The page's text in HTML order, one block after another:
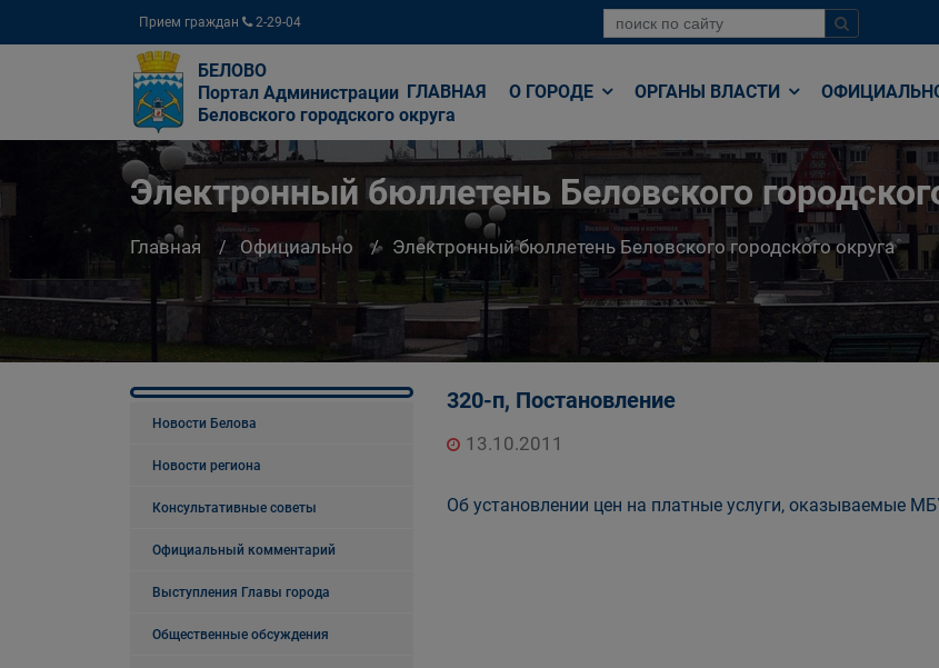
Прием граждан 2-29-04
БЕЛОВО
Портал Администрации
Беловского городского округа
ГЛАВНАЯ О ГОРОДЕ ОРГАНЫ ВЛАСТИ
Электронный бюллетень Беловского
Главная Официально Электронный бюллетень Беловского городского округа
Новости Белова
Новости региона
Консультативные советы
Официальный комментарий
Выступления Главы города
Общественные обсуждения
320-п, Постановление
13.10.2011
Об установлении цен на платные услуги, оказываемые